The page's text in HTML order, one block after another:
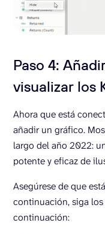
Paso 4:
visualizar los
Ahora que está
añadir un gráfico.
largo del año 2022:
potente y eficaz de
Asegúrese de que
continuación, siga
continuación: